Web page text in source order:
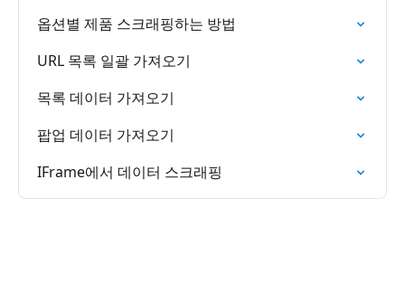
옵션별 제품 스크래핑하는 방법
URL 목록 일괄 가져오기
목록 데이터 가져오기
팝업 데이터 가져오기
IFrame에서 데이터 스크래핑